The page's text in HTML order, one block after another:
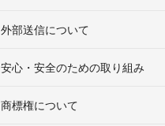
外部送信について
安心・安全のための取り組み
商標権について